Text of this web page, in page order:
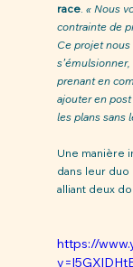
race. « Nous
contrainte de
Ce projet
prenant en
ajouter en
les plans sans
Une manière
dans leur
alliant deux
https://